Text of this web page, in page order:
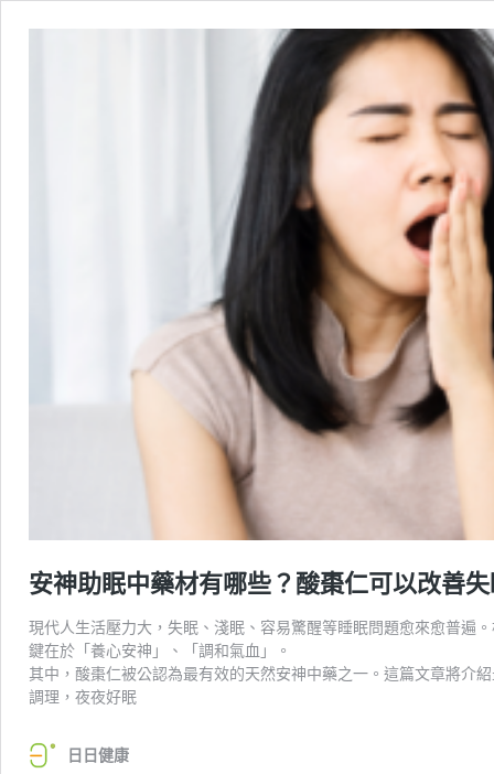
安神助眠中藥材有哪些？酸棗仁可以改善
現代人生活壓力大，失眠、淺眠、容易驚醒等睡眠問題愈來愈普遍
鍵在於「養心安神」、「調和氣血」。
其中，酸棗仁被公認為最有效的天然安神中藥之一。這篇文章將介
調理，夜夜好眠
日日健康